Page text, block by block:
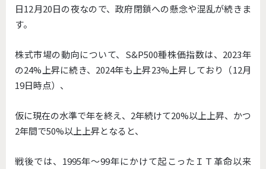
日12月20日の夜なので、政府閉鎖への懸念や混乱が続きま
す。
株式市場の動向について、S&P500種株価指数は、2023年
の24%上昇に続き、2024年も上昇23%上昇しており（12月
19日時点）、
仮に現在の水準で年を終え、2年続けて20%以上上昇、かつ
2年間で50%以上上昇となると、
戦後では、1995年〜99年にかけて起こったＩＴ革命以来